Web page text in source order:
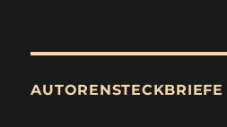
AUTORENSTECKBRIEFE